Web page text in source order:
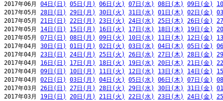
2017年06月 04日(日) 05日(月) 06日(火) 07日(水) 08日(木) 09日(金)
2017年05月 28日(日) 29日(月) 30日(火) 31日(水) 01日(木) 02日(金)
2017年05月 21日(日) 22日(月) 23日(火) 24日(水) 25日(木) 26日(金)
2017年05月 14日(日) 15日(月) 16日(火) 17日(水) 18日(木) 19日(金)
2017年05月 07日(日) 08日(月) 09日(火) 10日(水) 11日(木) 12日(金)
2017年04月 30日(日) 01日(月) 02日(火) 03日(水) 04日(木) 05日(金)
2017年04月 23日(日) 24日(月) 25日(火) 26日(水) 27日(木) 28日(金)
2017年04月 16日(日) 17日(月) 18日(火) 19日(水) 20日(木) 21日(金)
2017年04月 09日(日) 10日(月) 11日(火) 12日(水) 13日(木) 14日(金)
2017年04月 02日(日) 03日(月) 04日(火) 05日(水) 06日(木) 07日(金)
2017年03月 26日(日) 27日(月) 28日(火) 29日(水) 30日(木) 31日(金)
2017年03月 19日(日) 20日(月) 21日(火) 22日(水) 23日(木) 24日(金)